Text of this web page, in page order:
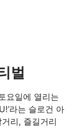
벌
요일에 열리는
라는 슬로건 아
리, 즐길거리